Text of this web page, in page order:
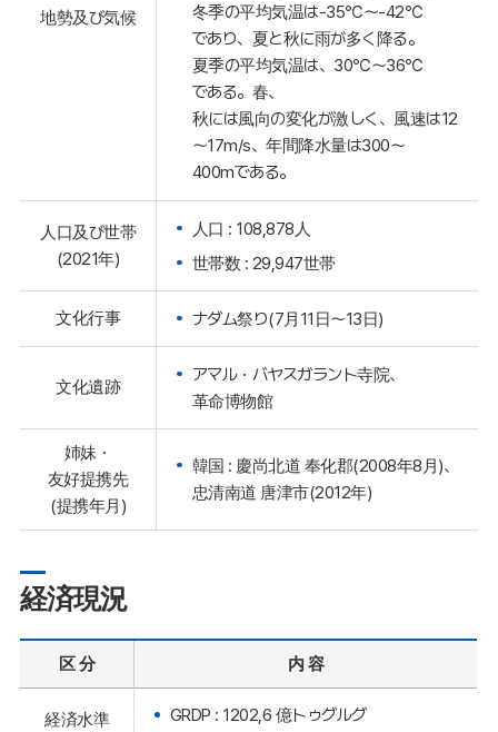
地勢及び気候
冬季の平均気温は-35℃～-42℃
であり、夏と秋に雨が多く降る。
夏季の平均気温は、30℃～36℃
である。春、
秋には風向の変化が激しく、風速は12
～17m/s、年間降水量は300～
400mである。
人口及び世帯
(2021年)
人口 : 108,878人
世帯数 : 29,947世帯
文化行事 ナダム祭り(7月11日～13日)
文化遺跡
アマル・バヤスガラント寺院、
革命博物館
姉妹・
友好提携先
(提携年月)
韓国 : 慶尚北道 奉化郡(2008年8月)、
忠清南道 唐津市(2012年)
経済現況
区 分 内 容
経済水準
GRDP : 1202,6 億トゥグルグ